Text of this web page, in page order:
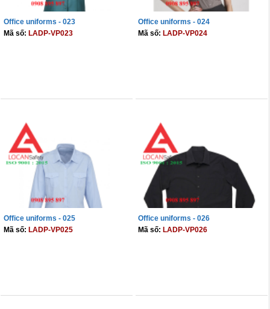
Office uniforms - 023
Mã số: LADP-VP023
Office uniforms - 024
Mã số: LADP-VP024
Office uniforms - 025
Mã số: LADP-VP025
Office uniforms - 026
Mã số: LADP-VP026